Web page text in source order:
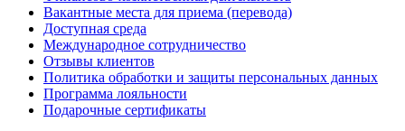
Вакантные места для приема (перевода)
Доступная среда
Международное сотрудничество
Отзывы клиентов
Политика обработки и защиты персональных данных
Программа лояльности
Подарочные сертификаты